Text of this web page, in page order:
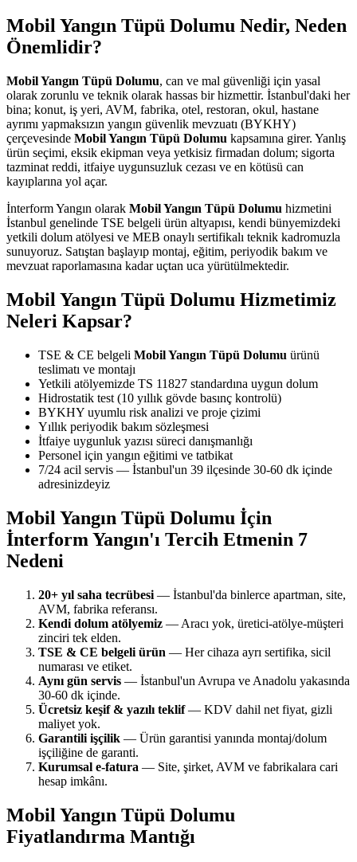
Mobil Yangın Tüpü Dolumu Nedir, Neden
Önemlidir?
Mobil Yangın Tüpü Dolumu, can ve mal güvenliği için yasal
olarak zorunlu ve teknik olarak hassas bir hizmettir. İstanbul'daki her
bina; konut, iş yeri, AVM, fabrika, otel, restoran, okul, hastane
ayrımı yapmaksızın yangın güvenlik mevzuatı (BYKHY)
çerçevesinde Mobil Yangın Tüpü Dolumu kapsamına girer. Yanlış
ürün seçimi, eksik ekipman veya yetkisiz firmadan dolum; sigorta
tazminat reddi, itfaiye uygunsuzluk cezası ve en kötüsü can
kayıplarına yol açar.
İnterform Yangın olarak Mobil Yangın Tüpü Dolumu hizmetini
İstanbul genelinde TSE belgeli ürün altyapısı, kendi bünyemizdeki
yetkili dolum atölyesi ve MEB onaylı sertifikalı teknik kadromuzla
sunuyoruz. Satıştan başlayıp montaj, eğitim, periyodik bakım ve
mevzuat raporlamasına kadar uçtan uca yürütülmektedir.
Mobil Yangın Tüpü Dolumu Hizmetimiz
Neleri Kapsar?
TSE & CE belgeli Mobil Yangın Tüpü Dolumu ürünü
teslimatı ve montajı
Yetkili atölyemizde TS 11827 standardına uygun dolum
Hidrostatik test (10 yıllık gövde basınç kontrolü)
BYKHY uyumlu risk analizi ve proje çizimi
Yıllık periyodik bakım sözleşmesi
İtfaiye uygunluk yazısı süreci danışmanlığı
Personel için yangın eğitimi ve tatbikat
7/24 acil servis — İstanbul'un 39 ilçesinde 30-60 dk içinde
adresinizdeyiz
Mobil Yangın Tüpü Dolumu İçin
İnterform Yangın'ı Tercih Etmenin 7
Nedeni
20+ yıl saha tecrübesi — İstanbul'da binlerce apartman, site,
AVM, fabrika referansı.
Kendi dolum atölyemiz — Aracı yok, üretici-atölye-müşteri
zinciri tek elden.
TSE & CE belgeli ürün — Her cihaza ayrı sertifika, sicil
numarası ve etiket.
Aynı gün servis — İstanbul'un Avrupa ve Anadolu yakasında
30-60 dk içinde.
Ücretsiz keşif & yazılı teklif— KDV dahil net fiyat, gizli
maliyet yok.
Garantili işçilik — Ürün garantisi yanında montaj/dolum
işçiliğine de garanti.
Kurumsal e-fatura — Site, şirket, AVM ve fabrikalara cari
hesap imkânı.
Mobil Yangın Tüpü Dolumu
Fiyatlandırma Mantığı